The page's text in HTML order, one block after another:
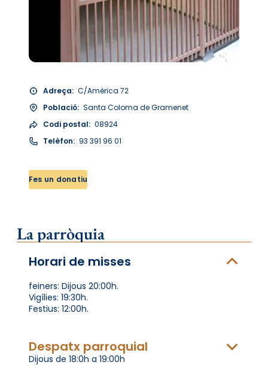
Adreça: C/Amèrica 72
Població: Santa Coloma de Gramenet
Codi postal: 08924
Telèfon: 93 391 96 01
Fes un donatiu
La parròquia
Horari de misses
feiners: Dijous 20:00h.
Vigílies: 19:30h.
Festius: 12:00h.
Despatx parroquial
Dijous de 18:0h a 19:00h